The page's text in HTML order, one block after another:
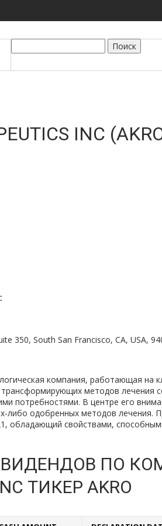
Поиск
INC
350, South San Francisco, CA, USA,
компания, работающая на
методов лечения
потребностями. В центре его
либо одобренных методов лечения.
обладающий свойствами,
ПО
ТИКЕР AKRO